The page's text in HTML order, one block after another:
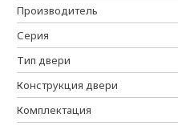
Производитель
Серия
Тип двери
Конструкция двери
Комплектация